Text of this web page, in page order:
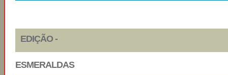
EDIÇÃO -
ESMERALDAS